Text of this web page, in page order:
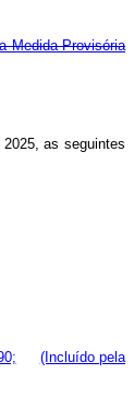
Medida Provisória
as seguintes
(Incluído pela